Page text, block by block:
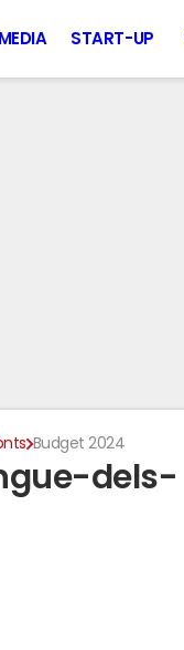
MEDIA START-UP
Budget 2024
dels-